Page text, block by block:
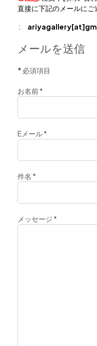
直接に下記のメールにご
:
メールを送信
* 必須項目
お名前*
Eメール*
件名 *
メッセージ *